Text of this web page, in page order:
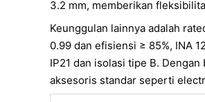
3.2 mm, memberikan
Keunggulan lainnya adalah
0.99 dan efisiensi ≥ 85%, INA
IP21 dan isolasi tipe B.
aksesoris standar seperti